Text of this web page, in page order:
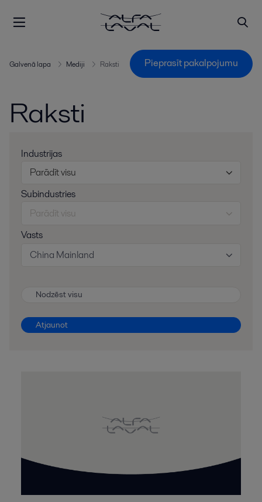
Galvenā lapa Mediji Raksti Pieprasīt pakalpojumu
Raksti
Industrijas
Parādīt visu
Subindustries
Parādīt visu
Vasts
China Mainland
Nodzēst visu
Atjaunot